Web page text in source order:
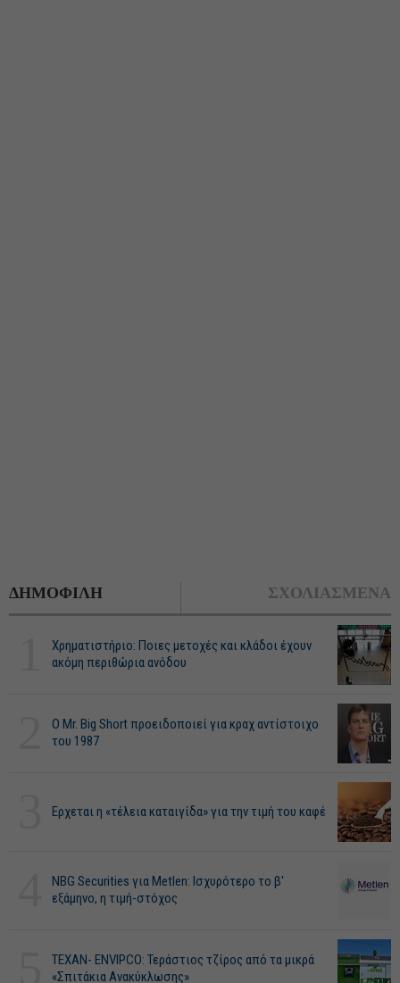
ΔΗΜΟΦΙΛΗ ΣΧΟΛΙΑΣΜΕΝΑ
Χρηματιστήριο: Ποιες μετοχές και κλάδοι έχουν
ακόμη περιθώρια ανόδου
O Mr. Big Short προειδοποιεί για κραχ αντίστοιχο
του 1987
Ερχεται η «τέλεια καταιγίδα» για την τιμή του καφέ
NBG Securities για Metlen: Ισχυρότερο το β'
εξάμηνο, η τιμή-στόχος
ΤΕΧΑΝ- ENVIPCO: Τεράστιος τζίρος από τα μικρά
«Σπιτάκια Ανακύκλωσης»